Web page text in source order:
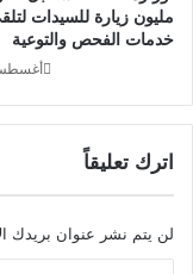
مليون زيارة للسيدات
خدمات الفحص والتوعية
أغسطس 8,
اترك تعليقاً
لن يتم نشر عنوان بريدك